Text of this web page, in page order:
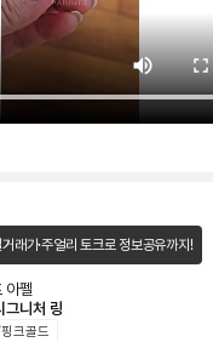
거래가·주얼리 토크로 정보공유까지!
아펠
그니처 링
크골드